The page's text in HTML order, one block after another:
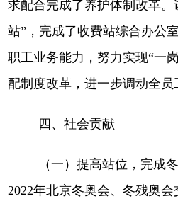
求配合完成了养护体制改革。
站”，完成了收费站综合办公
职工业务能力，努力实现“一岗
配制度改革，进一步调动全员
四、社会贡献
（一）提高站位，完成
2022年北京冬奥会、冬残奥